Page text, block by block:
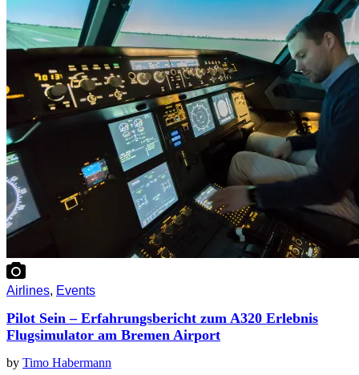
Airlines, Events
Pilot Sein – Erfahrungsbericht zum A320 Erlebnis
Flugsimulator am Bremen Airport
by Timo Habermann